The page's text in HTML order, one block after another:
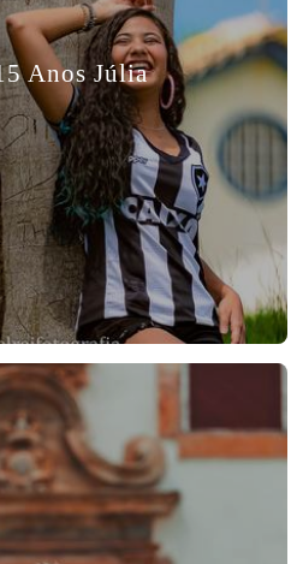
Anos Júlia